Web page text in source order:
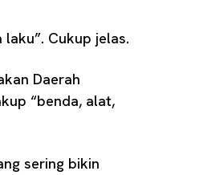
Cukup jelas.
Daerah
“benda, alat,
sering bikin